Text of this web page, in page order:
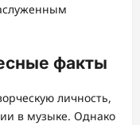
факты
личность,
в музыке. Однако